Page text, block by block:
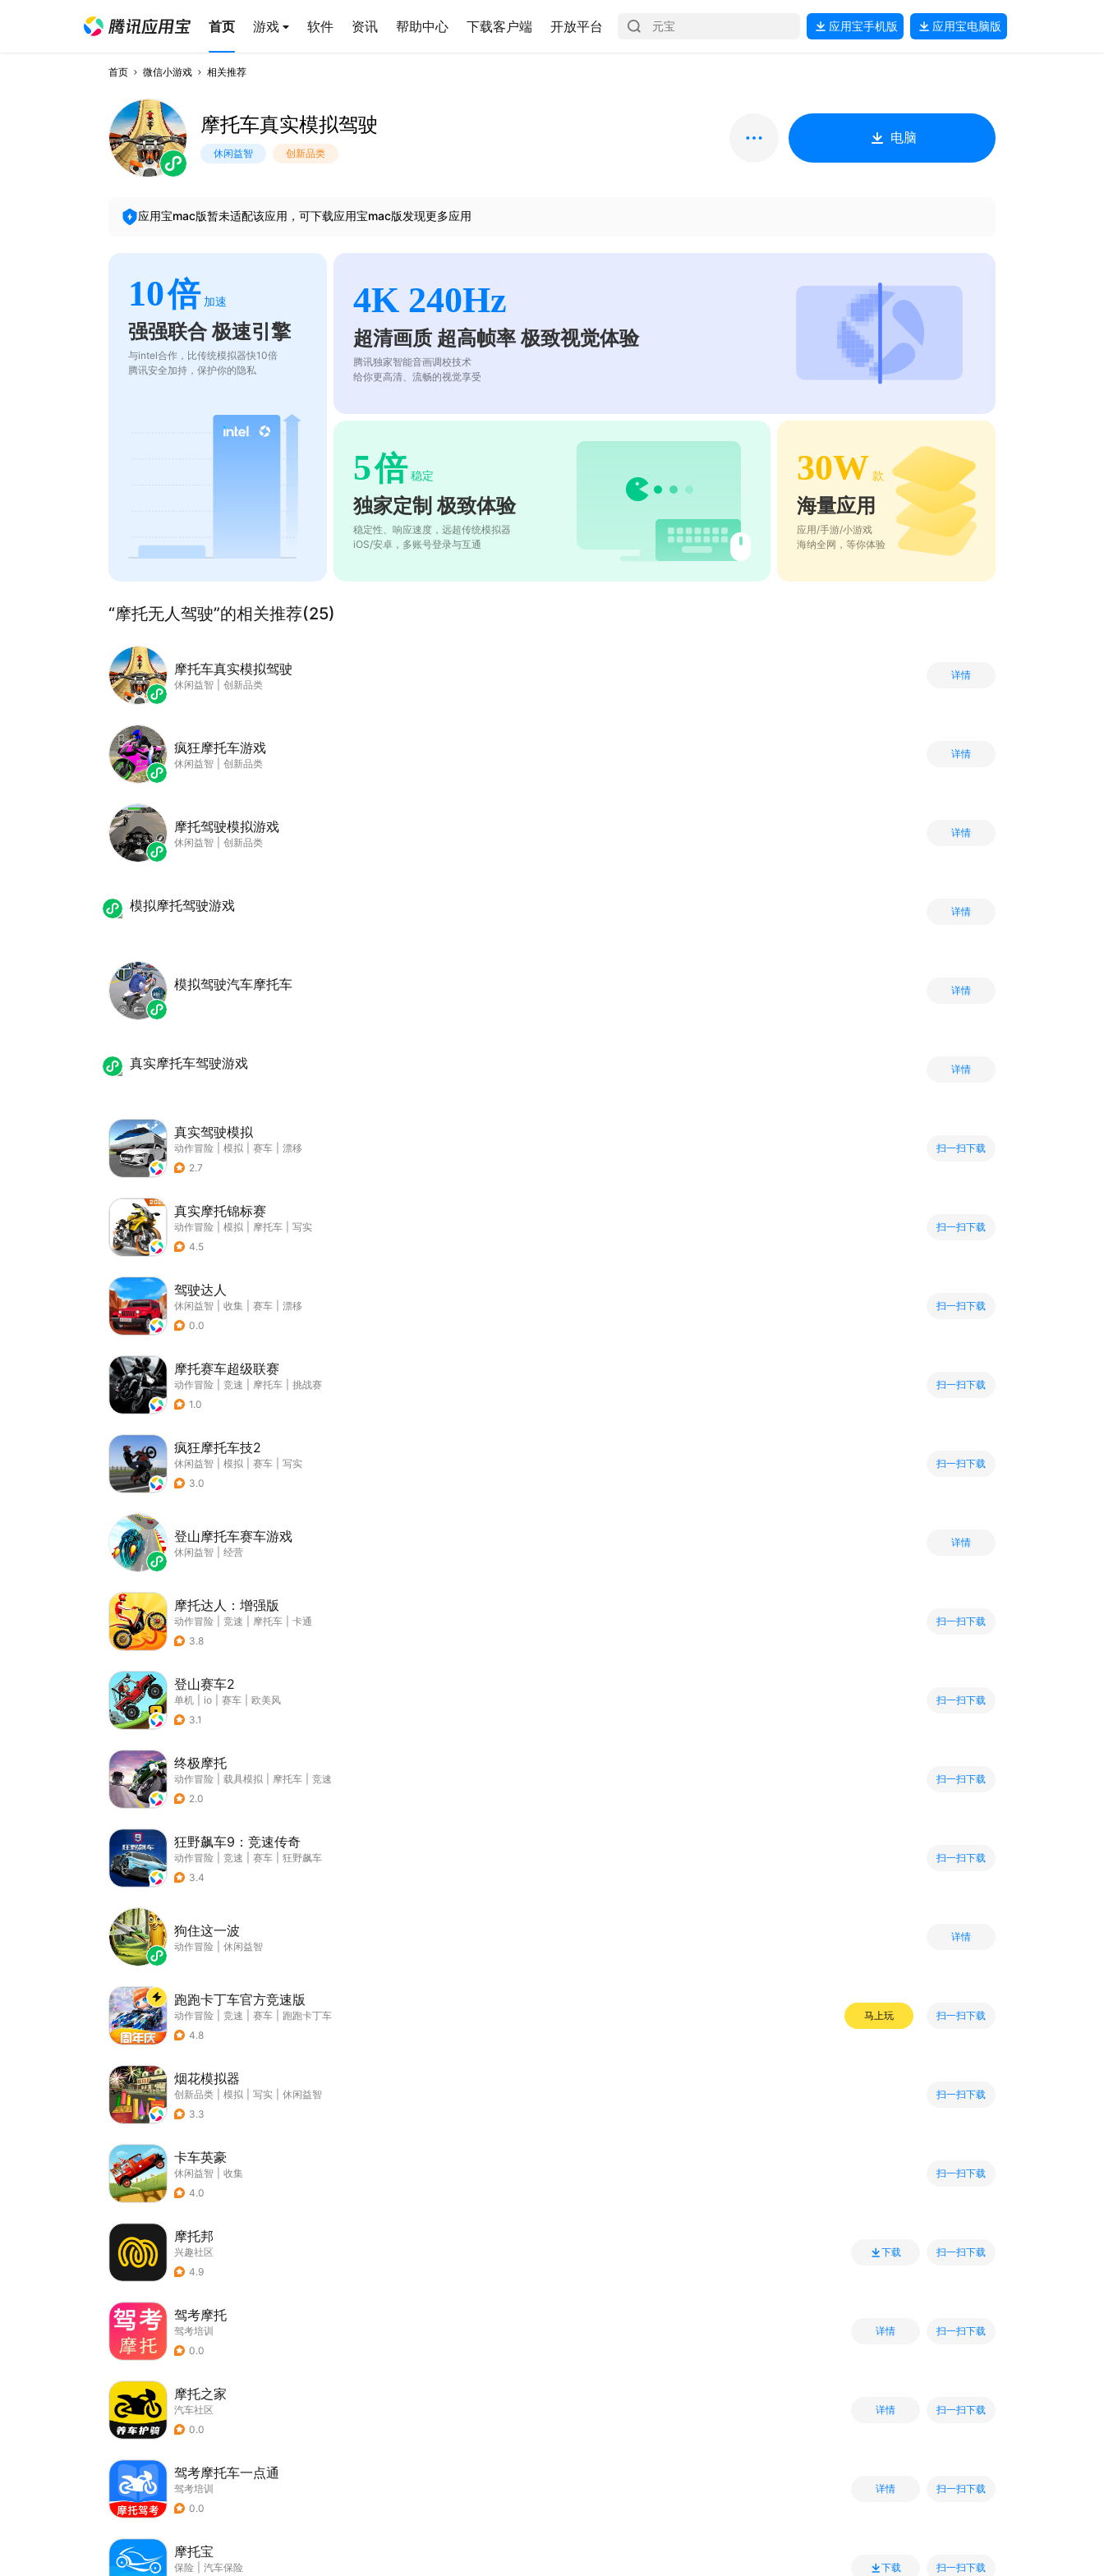
首页 游戏 软件 资讯 帮助中心 下载客户端 开放平台 应用宝手机版 应用宝电脑版
首页 微信小游戏 相关推荐
摩托车真实模拟驾驶
休闲益智 创新品类
电脑
应用宝mac版暂未适配该应用，可下载应用宝mac版发现更多应用
10倍 加速
强强联合 极速引擎
与intel合作，比传统模拟器快10倍
腾讯安全加持，保护你的隐私
4K 240Hz
超清画质 超高帧率 极致视觉体验
腾讯独家智能音画调校技术
给你更高清、流畅的视觉享受
5倍 稳定
独家定制 极致体验
稳定性、响应速度，远超传统模拟器
iOS/安卓，多账号登录与互通
30W 款
海量应用
应用/手游/小游戏
海纳全网，等你体验
“摩托无人驾驶”的相关推荐(25)
摩托车真实模拟驾驶
休闲益智 创新品类
详情
疯狂摩托车游戏
休闲益智 创新品类
详情
摩托驾驶模拟游戏
休闲益智 创新品类
详情
模拟摩托驾驶游戏 详情
模拟驾驶汽车摩托车 详情
真实摩托车驾驶游戏 详情
真实驾驶模拟
动作冒险 模拟 赛车
漂移
2.7
扫一扫下载
真实摩托锦标赛
动作冒险 模拟 摩托车
写实
4.5
扫一扫下载
驾驶达人
休闲益智 收集 赛车
漂移
0.0
扫一扫下载
摩托赛车超级联赛
动作冒险 竞速 摩托车
挑战赛
1.0
扫一扫下载
疯狂摩托车技2
休闲益智 模拟 赛车
写实
3.0
扫一扫下载
登山摩托车赛车游戏
休闲益智 经营
详情
摩托达人：增强版
动作冒险 竞速 摩托车
卡通
3.8
扫一扫下载
登山赛车2
单机 io 赛车
欧美风
3.1
扫一扫下载
终极摩托
动作冒险 载具模拟 摩托车
竞速
2.0
扫一扫下载
狂野飙车9：竞速传奇
动作冒险 竞速 赛车
狂野飙车
3.4
扫一扫下载
狗住这一波
动作冒险 休闲益智
详情
跑跑卡丁车官方竞速版
动作冒险 竞速 赛车
跑跑卡丁车
4.8
马上玩 扫一扫下载
烟花模拟器
创新品类 模拟 写实
休闲益智
3.3
扫一扫下载
卡车英豪
休闲益智
收集
4.0
扫一扫下载
摩托邦
兴趣社区
4.9
下载 扫一扫下载
驾考摩托
驾考培训
0.0
详情 扫一扫下载
摩托之家
汽车社区
0.0
详情 扫一扫下载
驾考摩托车一点通
驾考培训
0.0
详情 扫一扫下载
摩托宝
保险 汽车保险 下载 扫一扫下载